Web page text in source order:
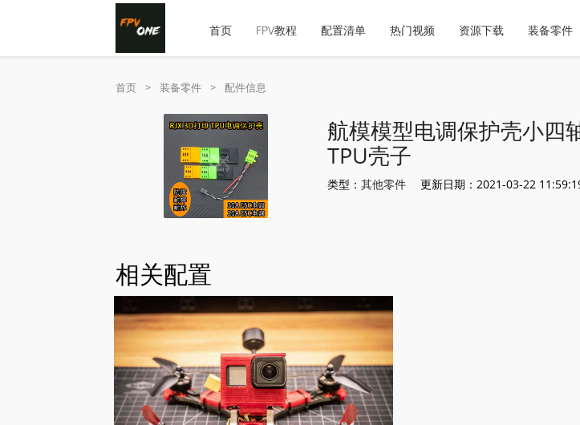
首页 FPV教程 配置清单 热门视频 资源下载 装备零件
首页 > 装备零件 > 配件信息
航模模型电调保护壳小四
TPU壳子
类型：其他零件 更新日期：2021-03-22
相关配置